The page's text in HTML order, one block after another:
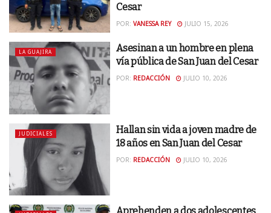
Cesar
POR: VANESSA REY JULIO 15, 2026
LA GUAJIRA
Asesinan a un hombre en plena
vía pública de San Juan del Cesar
POR: REDACCIÓN JULIO 10, 2026
JUDICIALES
Hallan sin vida a joven madre de
18 años en San Juan del Cesar
POR: REDACCIÓN JULIO 10, 2026